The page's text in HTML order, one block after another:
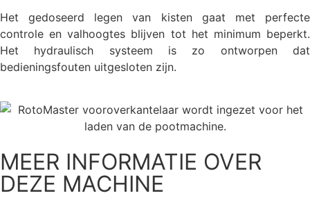
Het gedoseerd legen van kisten gaat met perfecte
controle en valhoogtes blijven tot het minimum beperkt.
Het hydraulisch systeem is zo ontworpen dat
bedieningsfouten uitgesloten zijn.
MEER INFORMATIE OVER
DEZE MACHINE